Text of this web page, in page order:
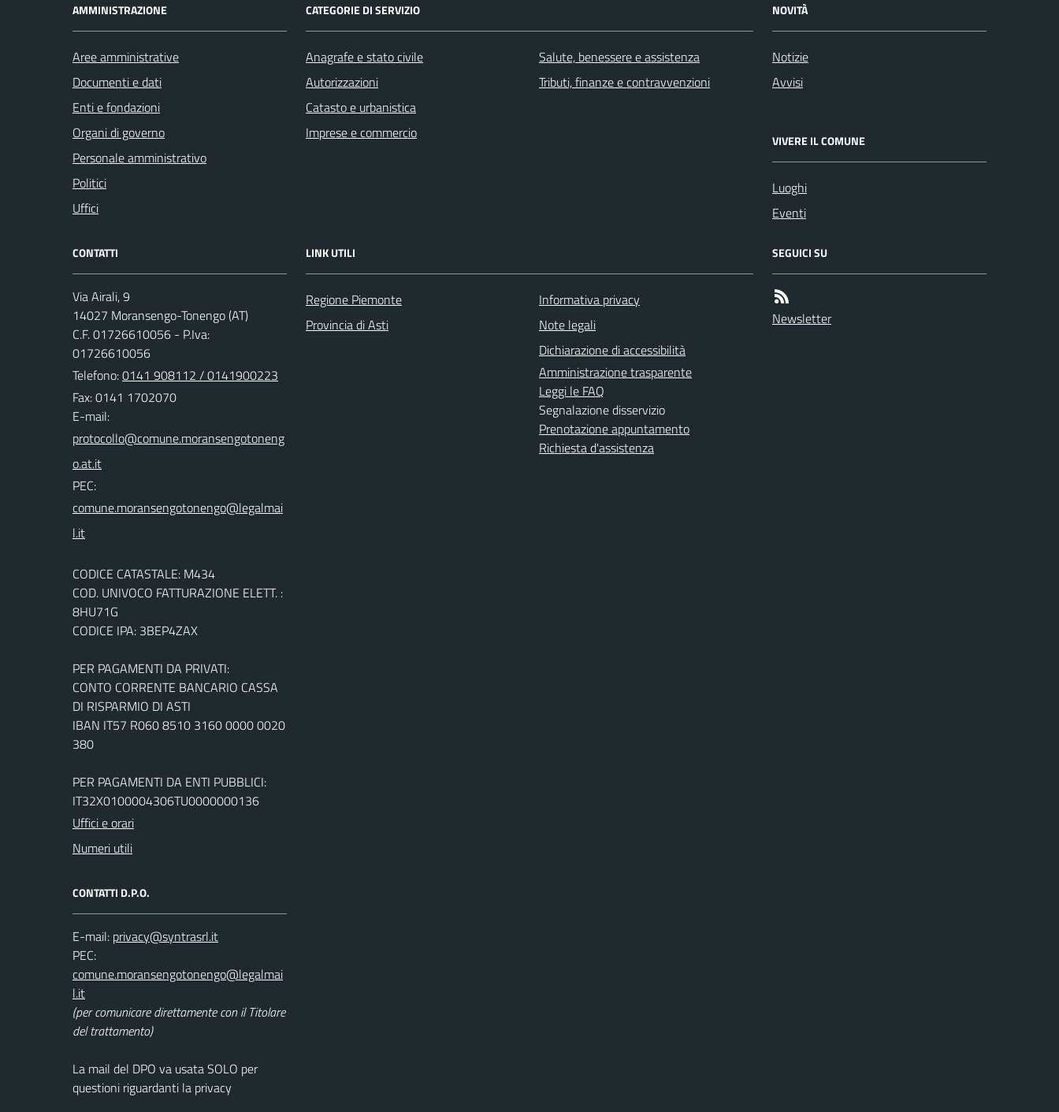
AMMINISTRAZIONE
Aree amministrative
Documenti e dati
Enti e fondazioni
Organi di governo
Personale amministrativo
Politici
Uffici
CATEGORIE DI SERVIZIO
Anagrafe e stato civile
Autorizzazioni
Catasto e urbanistica
Imprese e commercio
Salute, benessere e assistenza
Tributi, finanze e contravvenzioni
NOVITÀ
Notizie
Avvisi
VIVERE IL COMUNE
Luoghi
Eventi
CONTATTI
Via Airali, 9
14027 Moransengo-Tonengo (AT)
C.F. 01726610056 - P.Iva:
01726610056
Telefono:0141 908112 / 0141900223
Fax: 0141 1702070
E-mail:
PEC:
CODICE CATASTALE: M434
COD. UNIVOCO FATTURAZIONE ELETT. :
8HU71G
CODICE IPA: 3BEP4ZAX
PER PAGAMENTI DA PRIVATI:
CONTO CORRENTE BANCARIO CASSA
DI RISPARMIO DI ASTI
IBAN IT57 R060 8510 3160 0000 0020
380
PER PAGAMENTI DA ENTI PUBBLICI:
IT32X0100004306TU0000000136
Uffici e orari
Numeri utili
CONTATTI D.P.O.
E-mail:
PEC:
(per comunicare direttamente con il Titolare
del trattamento)
La mail del DPO va usata SOLO per
questioni riguardanti la privacy
LINK UTILI
Regione Piemonte
Provincia di Asti
Informativa privacy
Note legali
Dichiarazione di accessibilità
Amministrazione trasparente
Leggi le FAQ
Segnalazione disservizio
Prenotazione appuntamento
Richiesta d'assistenza
SEGUICI SU
Newsletter